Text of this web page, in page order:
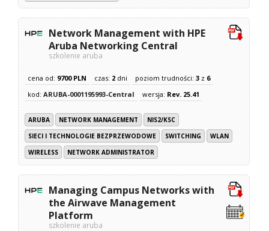
Network Management with HPE
Aruba Networking Central
szkolenie aruba
cena od: 9700 PLN czas: 2 dni poziom trudności:3 z 6
kod:ARUBA-0001195993-Central wersja: Rev. 25.41
ARUBA NETWORK MANAGEMENT
NIS2/KSC
SIECI I TECHNOLOGIE BEZPRZEWODOWE
SWITCHING
WLAN
WIRELESS
NETWORK ADMINISTRATOR
Managing Campus Networks with
the Airwave Management
Platform
szkolenie aruba